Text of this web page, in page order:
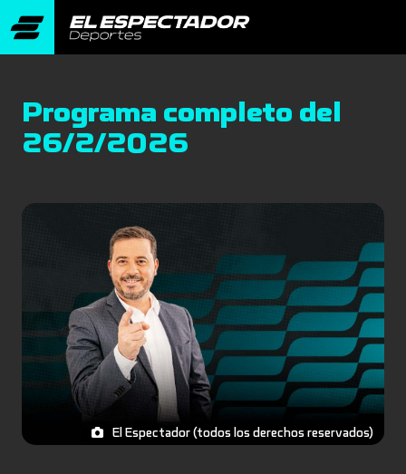
Programa completo del
26/2/2026
El Espectador (todos los derechos reservados)